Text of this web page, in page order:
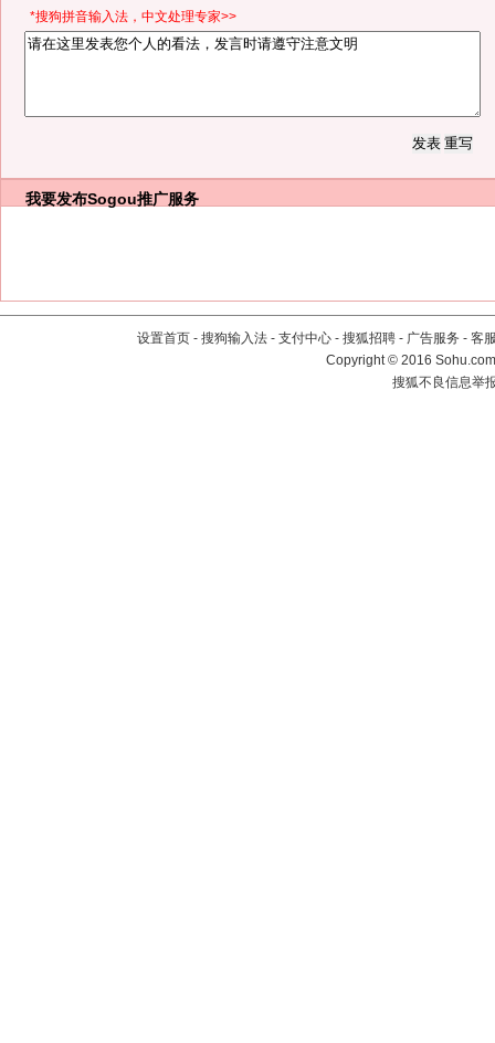
*搜狗拼音输入法，中文处理专家>>
我要发布Sogou推广服务
设置首页 - 搜狗输入法 - 支付中心 - 搜狐招聘 - 广告服务 - 客
Copyright©2016
搜狐不良信息举